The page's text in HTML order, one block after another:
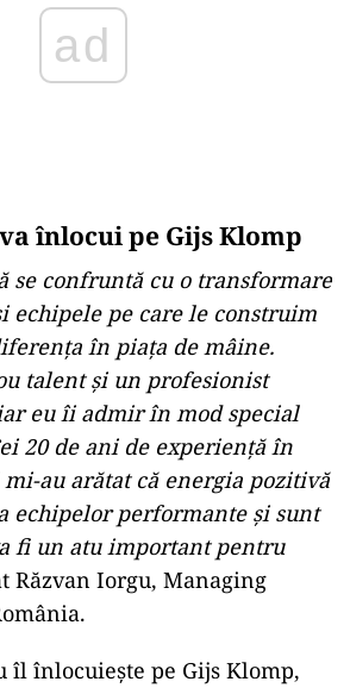
înlocui pe Gijs Klomp
se confruntă cu o transformare
echipele pe care le construim
în piața de mâine.
talent și un profesionist
eu îi admir în mod special
20 de ani de experiență în
au arătat că energia pozitivă
echipelor performante și sunt
fi un atu important pentru
Răzvan Iorgu, Managing
îl înlocuiește pe Gijs Klomp,